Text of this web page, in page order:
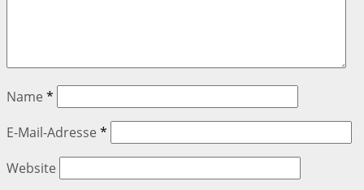
Name *
E-Mail-Adresse *
Website